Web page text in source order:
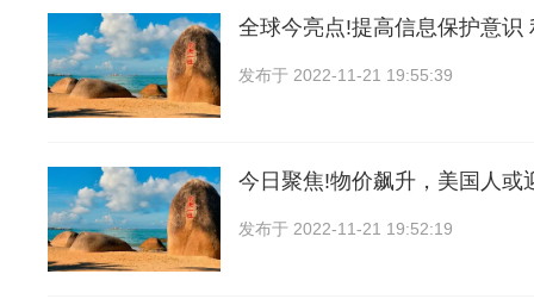
全球今亮点!提高信息保护意识
发布于 2022-11-21 19:55:39
今日聚焦!物价飙升，美国人或
发布于 2022-11-21 19:52:19